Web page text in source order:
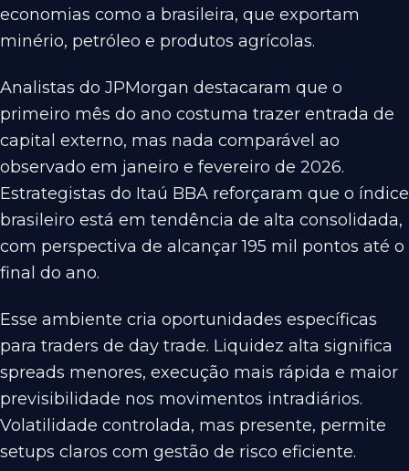
economias como a brasileira, que exportam
minério, petróleo e produtos agrícolas.
Analistas do JPMorgan destacaram que o
primeiro mês do ano costuma trazer entrada de
capital externo, mas nada comparável ao
observado em janeiro e fevereiro de 2026.
Estrategistas do Itaú BBA reforçaram que o índice
brasileiro está em tendência de alta consolidada,
com perspectiva de alcançar 195 mil pontos até o
final do ano.
Esse ambiente cria oportunidades específicas
para traders de day trade. Liquidez alta significa
spreads menores, execução mais rápida e maior
previsibilidade nos movimentos intradiários.
Volatilidade controlada, mas presente, permite
setups claros com gestão de risco eficiente.